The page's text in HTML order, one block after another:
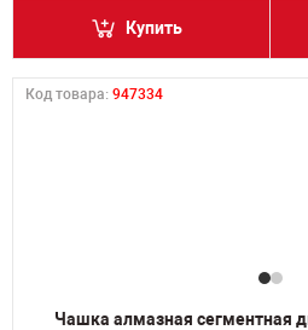
Купить
Код товара: 947334
Чашка алмазная сегментная